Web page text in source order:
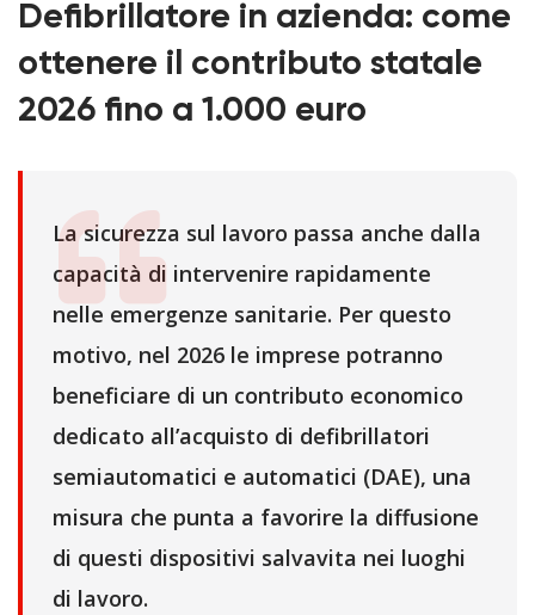
Defibrillatore in azienda: come
ottenere il contributo statale
2026 fino a 1.000 euro
La sicurezza sul lavoro passa anche dalla
capacità di intervenire rapidamente
nelle emergenze sanitarie. Per questo
motivo, nel 2026 le imprese potranno
beneficiare di un contributo economico
dedicato all’acquisto di defibrillatori
semiautomatici e automatici (DAE), una
misura che punta a favorire la diffusione
di questi dispositivi salvavita nei luoghi
di lavoro.